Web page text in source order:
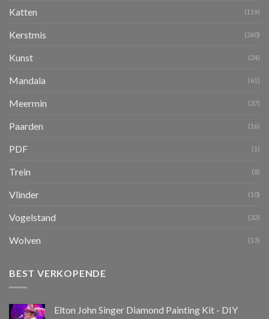
Katten (119)
Kerstmis (260)
Kunst (24)
Mandala (61)
Meermin (37)
Paarden (16)
PDF (1)
Trein (8)
Vlinder (10)
Vogelstand (32)
Wolven (13)
BEST VERKOPENDE
Elton John Singer Diamond Painting Kit - DIY